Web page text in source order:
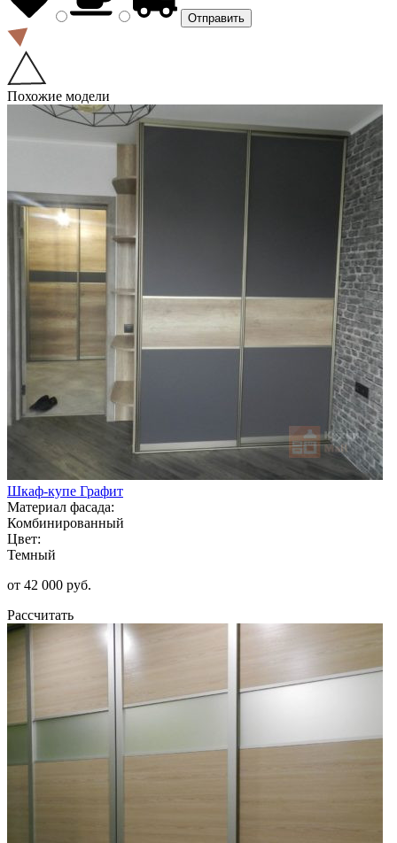
Похожие модели
Шкаф-купе Графит
Материал фасада:
Комбинированный
Цвет:
Темный
от 42 000 руб.
Рассчитать